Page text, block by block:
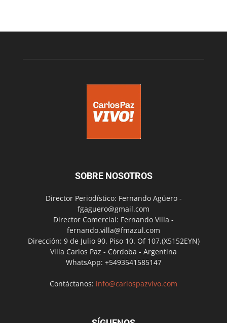
SOBRE NOSOTROS
Director Periodístico: Fernando Agüero -
fgaguero@gmail.com
Director Comercial: Fernando Villa -
fernando.villa@fmazul.com
Dirección: 9 de Julio 90. Piso 10. Of 107.(X5152EYN)
Villa Carlos Paz - Córdoba - Argentina
WhatsApp: +5493541585147
Contáctanos: info@carlospazvivo.com